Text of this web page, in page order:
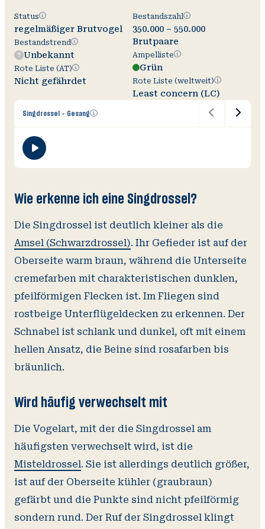
Singdrossel - GesangZusätzliche
StatusStatus
regelmäßiger Brutvogel
BestandstrendBestandstrend
Unbekannt
Rote Liste (AT)Rote
Liste
(AT)
Nicht gefährdet
BestandszahlBestandszahl
350.000 – 550.000
Brutpaare
AmpellisteAmpelliste
Grün
Rote Liste (weltweit)Rote
Liste
(weltweit)
Least concern (LC)
Wie erkenne ich eine Singdrossel?
Die Singdrossel ist deutlich kleiner als die
Amsel (Schwarzdrossel). Ihr Gefieder ist auf der
Oberseite warm braun, während die Unterseite
cremefarben mit charakteristischen dunklen,
pfeilförmigen Flecken ist. Im Fliegen sind
rostbeige Unterflügeldecken zu erkennen. Der
Schnabel ist schlank und dunkel, oft mit einem
hellen Ansatz, die Beine sind rosafarben bis
bräunlich.
Wird häufig verwechselt mit
Die Vogelart, mit der die Singdrossel am
häufigsten verwechselt wird, ist die
Misteldrossel. Sie ist allerdings deutlich größer,
ist auf der Oberseite kühler (graubraun)
gefärbt und die Punkte sind nicht pfeilförmig
sondern rund. Der Ruf der Singdrossel klingt